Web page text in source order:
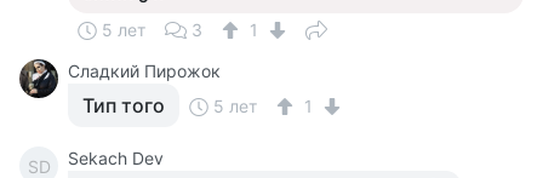
5 лет 3
1
Сладкий Пирожок
Тип того 5 лет 1
SD Sekach Dev